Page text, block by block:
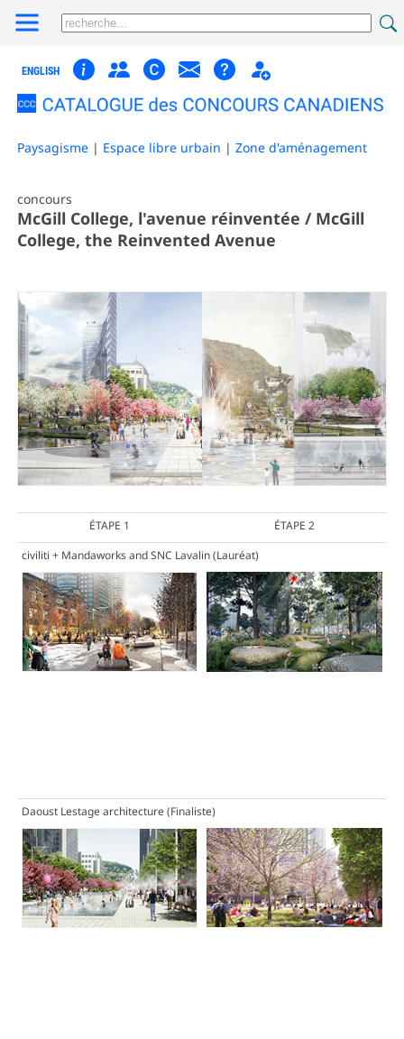
ENGLISH
Paysagisme | Espace libre urbain | Zone d'aménagement
concours
McGill College, l'avenue réinventée / McGill
College, the Reinvented Avenue
ÉTAPE 1
ÉTAPE 2
civiliti + Mandaworks and SNC Lavalin(Lauréat)
Daoust Lestage architecture(Finaliste)